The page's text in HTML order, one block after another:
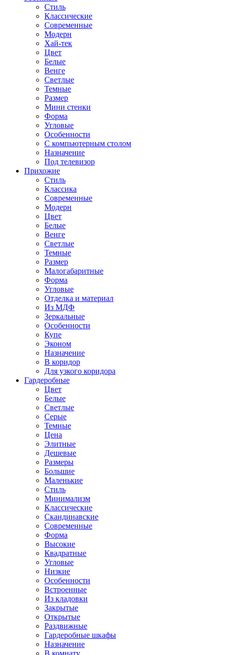
Стиль
Классические
Современные
Модерн
Хай-тек
Цвет
Белые
Венге
Светлые
Темные
Размер
Мини стенки
Форма
Угловые
Особенности
С компьютерным столом
Назначение
Под телевизор
Прихожие
Стиль
Классика
Современные
Модерн
Цвет
Белые
Венге
Светлые
Темные
Размер
Малогабаритные
Форма
Угловые
Отделка и материал
Из МДФ
Зеркальные
Особенности
Купе
Эконом
Назначение
В коридор
Для узкого коридора
Гардеробные
Цвет
Белые
Светлые
Серые
Темные
Цена
Элитные
Дешевые
Размеры
Большие
Маленькие
Стиль
Минимализм
Классические
Скандинавские
Современные
Форма
Высокие
Квадратные
Угловые
Низкие
Особенности
Встроенные
Из кладовки
Закрытые
Открытые
Раздвижные
Гардеробные шкафы
Назначение
В комнату